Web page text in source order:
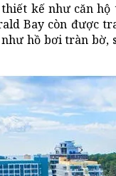
kế như căn
Bay còn được
hồ bơi tràn bờ,